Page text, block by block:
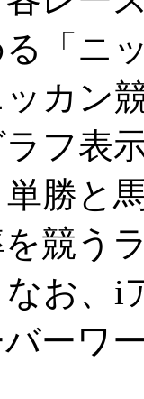
「ニ
カン
フ表
勝と
を競う
お、i
ーワ